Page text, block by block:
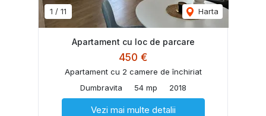
1 / 11 Harta
Apartament cu loc de parcare
450 €
Apartament cu 2 camere de închiriat
Dumbravita
54 mp 2018
Vezi mai multe detalii